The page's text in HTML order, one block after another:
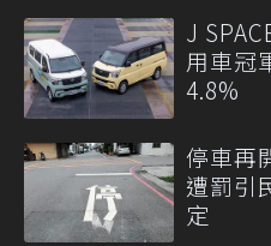
J
用車冠
4.8%
停車再
遭罰引
定